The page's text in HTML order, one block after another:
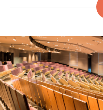
続きを読む